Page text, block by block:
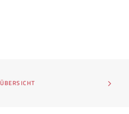
ÜBERSICHT